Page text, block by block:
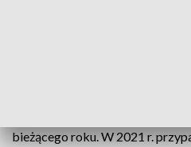
bieżącego roku. W 2021 r.